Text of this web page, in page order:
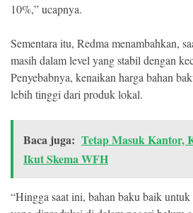
10%,” ucapnya.
Sementara itu, Redma menambahkan,
masih dalam level yang stabil dengan
Penyebabnya, kenaikan harga bahan
lebih tinggi dari produk lokal.
Baca juga: Tetap Masuk Kantor,
Ikut Skema WFH
“Hingga saat ini, bahan baku baik